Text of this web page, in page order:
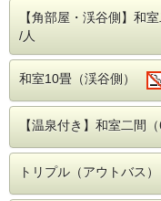
本館の
秋は紅
情があ
■館内
・カラ
・卓球
数量限
言わず
おひと
この機
※別注
※大人
【角部屋・渓谷側】和
/人
和室10畳（渓谷側）
【温泉付き】和室二間
トリプル（アウトバス